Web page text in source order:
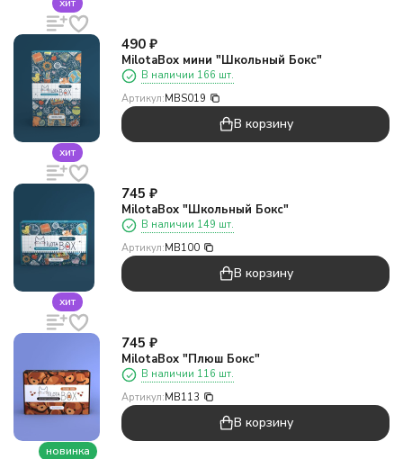
хит
490 ₽
MilotaBox мини "Школьный Бокс"
В наличии 166 шт.
Артикул:MBS019
В корзину
хит
745 ₽
MilotaBox "Школьный Бокс"
В наличии 149 шт.
Артикул:MB100
В корзину
новинка
745 ₽
MilotaBox "Плюш Бокс"
В наличии 116 шт.
Артикул:MB113
В корзину